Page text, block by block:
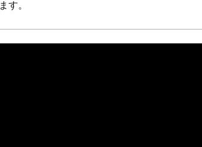
す。